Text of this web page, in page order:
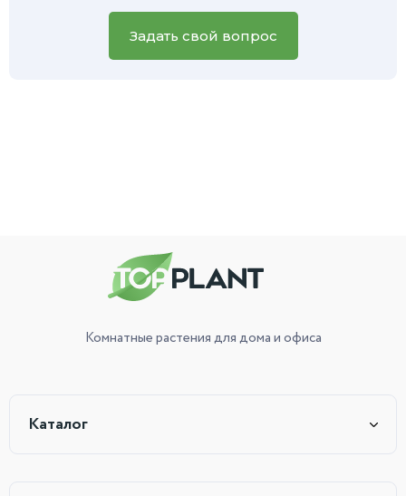
вашего зеленого питомца, и наш специалист обязательно
Задать свой вопрос
Комнатные растениядля дома и офиса
Каталог